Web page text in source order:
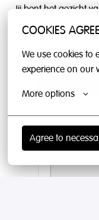
COOKIES
We use cookies to
experience on our
More options
Agree to
Jij bent het gezicht
staan.